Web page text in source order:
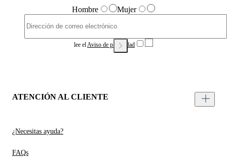
Hombre Mujer
lee elAviso de privacidad
ATENCIÓN AL CLIENTE
¿Necesitas ayuda?
FAQs